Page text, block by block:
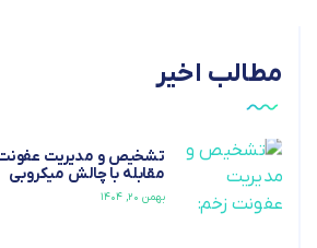
مطالب اخیر
تشخیص و مدیریت عفونت
مقابله با چالش میکروبی
بهمن ۲۰, ۱۴۰۴